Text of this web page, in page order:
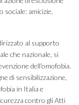
amicizie,
al supporto
che nazionale, si
dell’omofobia.
di sensibilizzazione,
in Italia e
contro gli Atti